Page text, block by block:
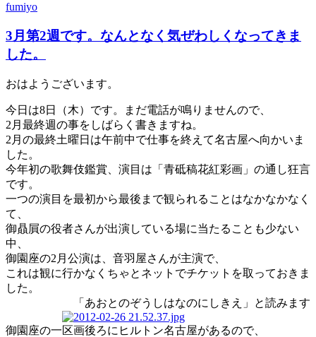
fumiyo
3月第2週です。なんとなく気ぜわしくなってきま
した。
おはようございます。
今日は8日（木）です。まだ電話が鳴りませんので、
2月最終週の事をしばらく書きますね。
2月の最終土曜日は午前中で仕事を終えて名古屋へ向かいま
した。
今年初の歌舞伎鑑賞、演目は「青砥稿花紅彩画」の通し狂言
です。
一つの演目を最初から最後まで観られることはなかなかなく
て、
御贔屓の役者さんが出演している場に当たることも少ない
中、
御園座の2月公演は、音羽屋さんが主演で、
これは観に行かなくちゃとネットでチケットを取っておきま
した。
「あおとのぞうしはなのにしきえ」と読みます
御園座の一区画後ろにヒルトン名古屋があるので、